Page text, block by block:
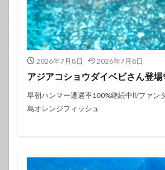
2026年7月8日 2026年7月8日
アジアコショウダイベビさん登場
早朝ハンマー遭遇率100%継続中‼️/ファン
島オレンジフィッシュ